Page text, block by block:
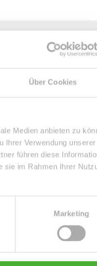
Über Cookies
Medien anbieten zu
Ihrer Verwendung unserer
führen diese
sie im Rahmen Ihrer
Marketing